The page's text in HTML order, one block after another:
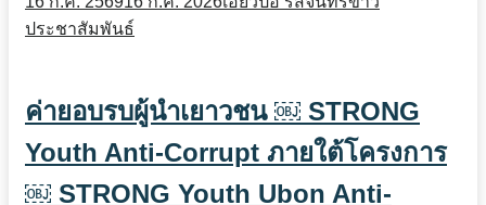
ประชาสัมพันธ์
ค่ายอบรบผู้นำเยาวชน ￼ STRONG
Youth Anti-Corrupt ภายใต้โครงการ
￼ STRONG Youth Ubon Anti-